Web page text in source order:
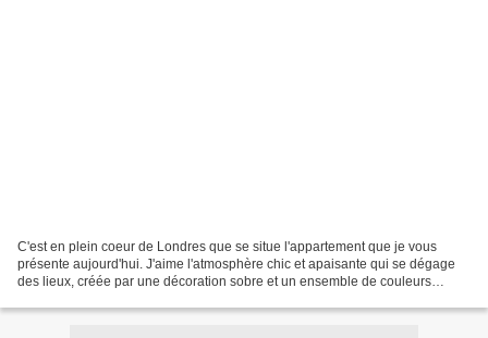
C'est en plein coeur de Londres que se situe l'appartement que je vous
présente aujourd'hui. J'aime l'atmosphère chic et apaisante qui se dégage
des lieux, créée par une décoration sobre et un ensemble de couleurs